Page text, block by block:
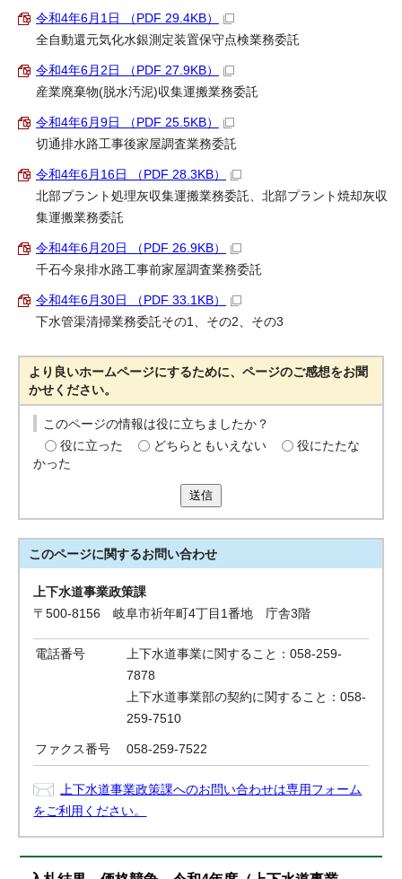
令和4年6月1日 （PDF 29.4KB）
全自動還元気化水銀測定装置保守点検業務委託
令和4年6月2日 （PDF 27.9KB）
産業廃棄物(脱水汚泥)収集運搬業務委託
令和4年6月9日 （PDF 25.5KB）
切通排水路工事後家屋調査業務委託
令和4年6月16日 （PDF 28.3KB）
北部プラント処理灰収集運搬業務委託、北部プラント焼却灰収
集運搬業務委託
令和4年6月20日 （PDF 26.9KB）
千石今泉排水路工事前家屋調査業務委託
令和4年6月30日 （PDF 33.1KB）
下水管渠清掃業務委託その1、その2、その3
より良いホームページにするために、ページのご感想をお聞
かせください。
このページの情報は役に立ちましたか？
役に立った
どちらともいえない
役にたたな
かった
送信
このページに関するお問い合わせ
上下水道事業政策課
〒500-8156 岐阜市祈年町4丁目1番地 庁舎3階
電話番号
上下水道事業に関すること：058-259-
7878
上下水道事業部の契約に関すること：058-
259-7510
ファクス番号 058-259-7522
上下水道事業政策課へのお問い合わせは専用フォーム
をご利用ください。